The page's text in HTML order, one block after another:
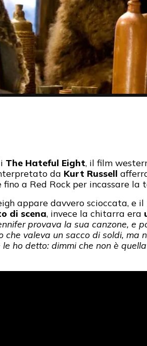
The Hateful Eight, il film
da Kurt Russell
a Red Rock per incassare
appare davvero scioccata,
di scena, invece la chitarra era
provava la sua canzone, e
che valeva un sacco di soldi,
ho detto: dimmi che non è